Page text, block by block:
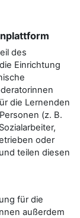
des
Einrichtung
die Lernenden
(z. B.
oder
teilen diesen
für die
außerdem